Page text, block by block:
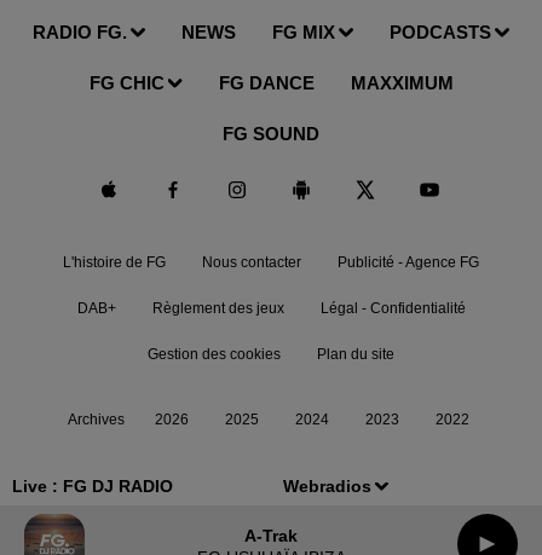
Live : FG DJ RADIO Webradios
A-Trak
RADIO FG. NEWS FG MIX PODCASTS
FG CHIC FG DANCE MAXXIMUM
FG SOUND
L'histoire de FG Nous contacter Publicité - Agence FG
DAB+ Règlement des jeux Légal - Confidentialité
Gestion des cookies Plan du site
Archives 2026 2025 2024 2023 2022